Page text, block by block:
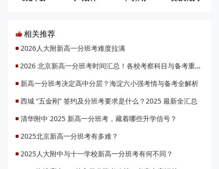
相关推荐
2026人大附新高一分班考难度拉满
2026 北京新高一分班考时间汇总！各校考察科目与备考重点有哪些？
新高一分班考决定高中分层？海淀六小强考情与备考全解析
西城 “五金刚” 签约及分班考要求是什么？2025 最新全汇总
清华附中 2025 新高一分班考，藏着哪些升学信号？
2025北京新高一分班考有多难？
2025人大附中与十一学校新高一分班考有何不同？